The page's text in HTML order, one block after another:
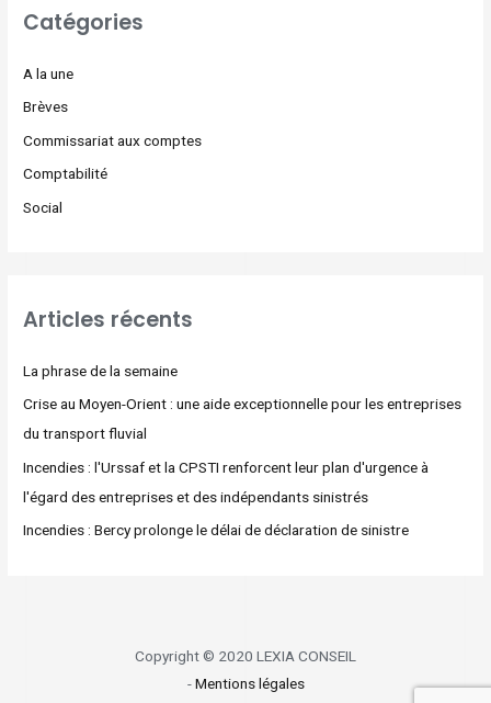
Catégories
A la une
Brèves
Commissariat aux comptes
Comptabilité
Social
Articles récents
La phrase de la semaine
Crise au Moyen-Orient : une aide exceptionnelle pour les entreprises
du transport fluvial
Incendies : l'Urssaf et la CPSTI renforcent leur plan d'urgence à
l'égard des entreprises et des indépendants sinistrés
Incendies : Bercy prolonge le délai de déclaration de sinistre
Copyright © 2020 LEXIA CONSEIL
-Mentions légales